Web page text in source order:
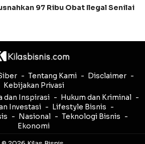
97 Ribu Obat Ilegal Senilai
Tentang Kami
Disclaimer
Kebijakan Privasi
dan Inspirasi
Hukum dan Kriminal
Investasi
Lifestyle Bisnis
Nasional
Teknologi Bisnis
Ekonomi